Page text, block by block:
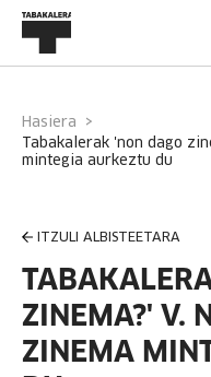
Hasiera
mintegia aurkeztu du
ITZULI ALBISTEETARA
ZINEMA?' V.
ZINEMA